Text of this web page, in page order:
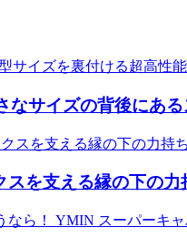
サイズの背後にあ
スを支える縁の下の力